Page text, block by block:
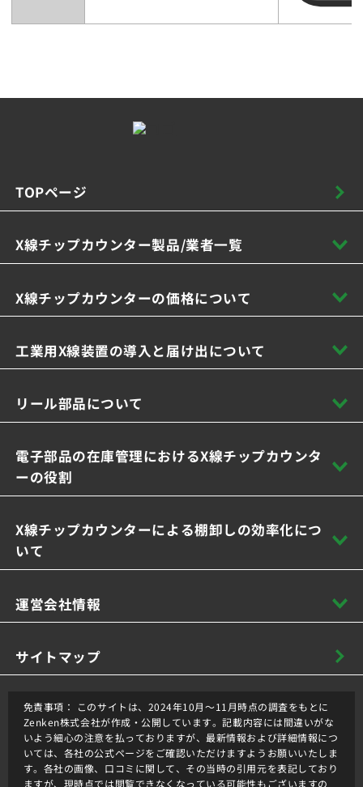
TOPページ
X線チップカウンター製品/業者一覧
X線チップカウンターの価格について
工業用X線装置の導入と届け出について
リール部品について
電子部品の在庫管理におけるX線チップカウンタ
ーの役割
X線チップカウンターによる棚卸しの効率化につ
いて
運営会社情報
サイトマップ
免責事項：
このサイトは、2024年10月～11月時点の調査をもとに
Zenken株式会社が作成・公開しています。記載内容には間違いがな
いよう細心の注意を払っておりますが、最新情報および詳細情報につ
いては、各社の公式ページをご確認いただけますようお願いいたしま
す。各社の画像、口コミに関して、その当時の引用元を表記しており
ますが、現時点では閲覧できなくなっている可能性もございますの